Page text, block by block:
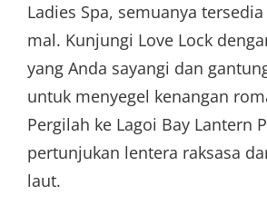
Ladies Spa, semuanya
mal. Kunjungi Love Lock
yang Anda sayangi dan
untuk menyegel kenangan
Pergilah ke Lagoi Bay Lantern
pertunjukan lentera raksasa
laut.